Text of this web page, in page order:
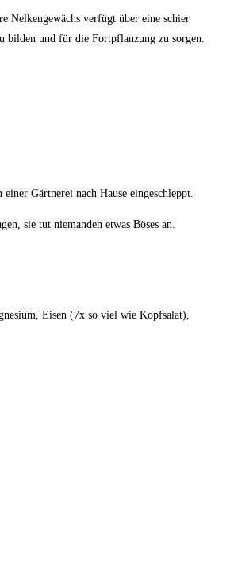
Nelkengewächs verfügt über eine schier
bilden und für die Fortpflanzung zu sorgen.
Gärtnerei nach Hause eingeschleppt.
sie tut niemanden etwas Böses an.
Eisen (7x so viel wie Kopfsalat),